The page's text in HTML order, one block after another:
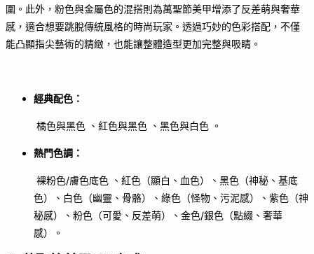
圍。此外，粉色與金屬色的混搭則為萬聖節美甲增添了反差萌與奢華
感，適合想要跳脫傳統風格的時尚玩家。透過巧妙的色彩搭配，不僅
能凸顯指尖藝術的精緻，也能讓整體造型更加完整與吸睛。
經典配色：
橘色與黑色 、紅色與黑色 、黑色與白色 。
熱門色調：
裸粉色/膚色底色 、紅色（顯白、血色）、黑色（神秘、基底
色）、白色（幽靈、骨骼）、綠色（怪物、污泥感）、紫色（神
秘感）、粉色（可愛、反差萌）、金色/銀色（點綴、奢華
感）。